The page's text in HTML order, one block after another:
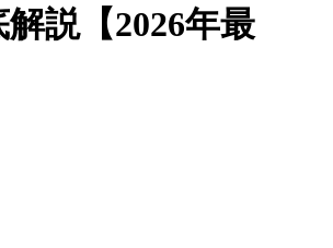
説【2026年最